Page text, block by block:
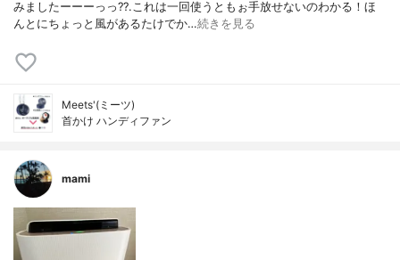
みましたーーーっっ??.これは一回使うともぉ手放せないのわかる！ほ
んとにちょっと風があるたけでか…続きを見る
Meets'(ミーツ)
首かけ ハンディファン
mami